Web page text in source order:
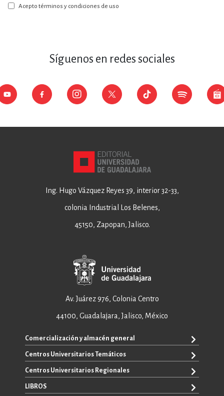
boletín:
Acepto términos y condiciones de uso
Síguenos en redes sociales
Ing. Hugo Vázquez Reyes 39, interior 32-33,
colonia Industrial Los Belenes,
45150, Zapopan, Jalisco.
Av. Juárez 976, Colonia Centro
44100, Guadalajara, Jalisco, México
Comercialización y almacén general
+52 33 3640 6326
+52 33 3640 4595
ventas@editorial.udg.mx
Centros Universitarios Temáticos
CUAAD
CUCEA
Centros Universitarios Regionales
CUALTOS
LIBROS